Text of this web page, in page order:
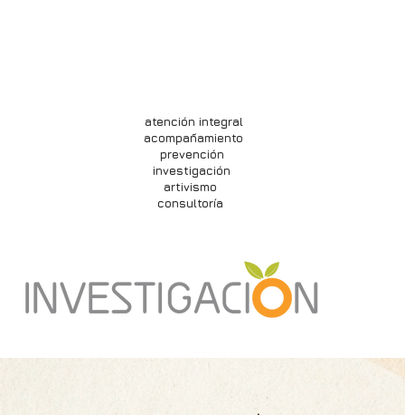
atención integral
acompañamiento
prevención
investigación
artivismo
consultoría